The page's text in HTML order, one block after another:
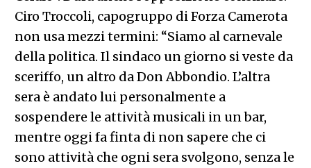
Ciro Troccoli, capogruppo di Forza Camerota
non usa mezzi termini: “Siamo al carnevale
della politica. Il sindaco un giorno si veste da
sceriffo, un altro da Don Abbondio. L’altra
sera è andato lui personalmente a
sospendere le attività musicali in un bar,
mentre oggi fa finta di non sapere che ci
sono attività che ogni sera svolgono, senza le